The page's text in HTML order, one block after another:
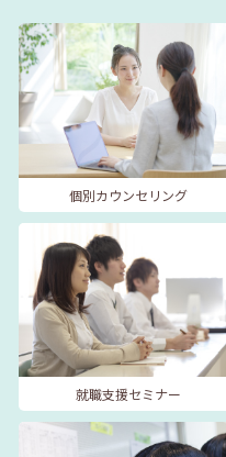
個別カウンセリング
就職支援セミナー